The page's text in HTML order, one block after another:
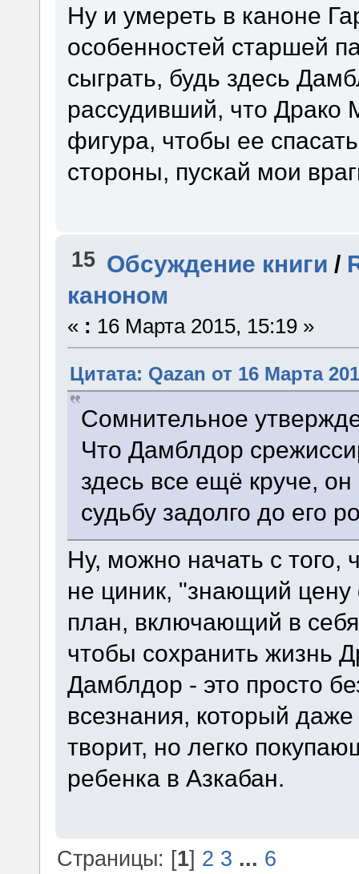
Ну и умереть в каноне
особенностей старшей
сыграть, будь здесь
рассудивший, что
фигура, чтобы ее
стороны, пускай мои
15 Обсуждение книги /
каноном
« : 16 Марта 2015, 15:19 »
Цитата: Qazan от 16 Марта
Сомнительное
Что Дамблдор
здесь все ещё круче,
судьбу задолго до его
Ну, можно начать с
не циник, "знающий
план, включающий в
чтобы сохранить жизнь
Дамблдор - это просто
всезнания, который
творит, но легко
ребенка в Азкабан.
Страницы: [1] 2 3 ... 6